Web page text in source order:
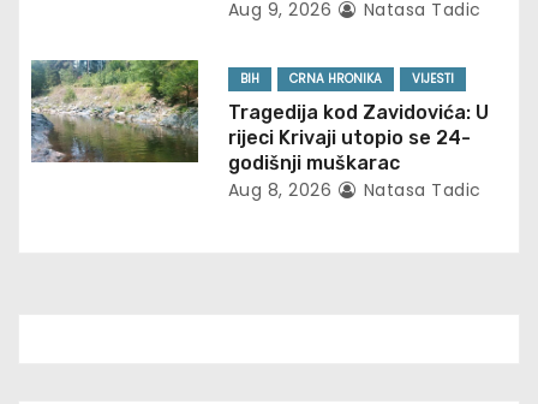
o
n
Aug 9, 2026 Natasa Tadic
BIH CRNA HRONIKA VIJESTI
Tragedija kod Zavidovića: U
rijeci Krivaji utopio se 24-
godišnji muškarac
Aug 8, 2026 Natasa Tadic